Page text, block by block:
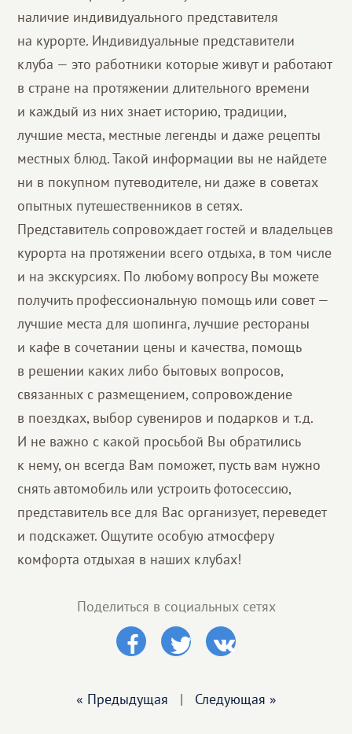
наличие индивидуального представителя
на курорте. Индивидуальные представители
клуба — это работники которые живут и работают
в стране на протяжении длительного времени
и каждый из них знает историю, традиции,
лучшие места, местные легенды и даже рецепты
местных блюд. Такой информации вы не найдете
ни в покупном путеводителе, ни даже в советах
опытных путешественников в сетях.
Представитель сопровождает гостей и владельцев
курорта на протяжении всего отдыха, в том числе
и на экскурсиях. По любому вопросу Вы можете
получить профессиональную помощь или совет —
лучшие места для шопинга, лучшие рестораны
и кафе в сочетании цены и качества, помощь
в решении каких либо бытовых вопросов,
связанных с размещением, сопровождение
в поездках, выбор сувениров и подарков и т.д.
И не важно с какой просьбой Вы обратились
к нему, он всегда Вам поможет, пусть вам нужно
снять автомобиль или устроить фотосессию,
представитель все для Вас организует, переведет
и подскажет. Ощутите особую атмосферу
комфорта отдыхая в наших клубах!
Поделиться в социальных сетях
« Предыдущая | Следующая »